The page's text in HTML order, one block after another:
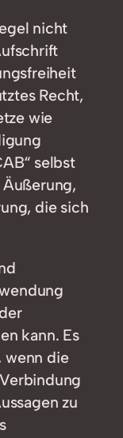
nicht
Recht,
wie
selbst
die sich
kann. Es
wenn die
zu